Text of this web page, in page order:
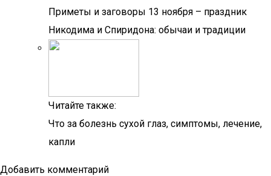
Приметы и заговоры 13 ноября – праздник
Никодима и Спиридона: обычаи и традиции
Читайте также:
Что за болезнь сухой глаз, симптомы, лечение,
капли
Добавить комментарий